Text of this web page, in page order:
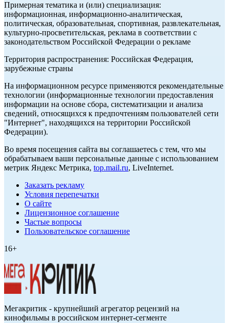
Примерная тематика и (или) специализация:
информационная, информационно-аналитическая,
политическая, образовательная, спортивная, развлекательная,
культурно-просветительская, реклама в соответствии с
законодательством Российской Федерации о рекламе
Территория распространения: Российская Федерация,
зарубежные страны
На информационном ресурсе применяются рекомендательные
технологии (информационные технологии предоставления
информации на основе сбора, систематизации и анализа
сведений, относящихся к предпочтениям пользователей сети
"Интернет", находящихся на территории Российской
Федерации).
Во время посещения сайта вы соглашаетесь с тем, что мы
обрабатываем ваши персональные данные с использованием
метрик Яндекс Метрика, top.mail.ru, LiveInternet.
Заказать рекламу
Условия перепечатки
О сайте
Лицензионное соглашение
Частые вопросы
Пользовательское соглашение
16+
Мегакритик - крупнейший агрегатор рецензий на
кинофильмы в российском интернет-сегменте